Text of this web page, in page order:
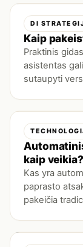
DI
Kaip
Praktinis
asistentas
sutaupyti
kaip veikia?
Kas yra
paprasto
pakeičia